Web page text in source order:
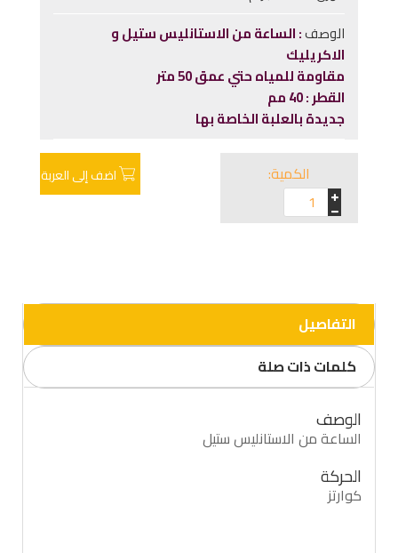
الوصف الساعة من الاستانليس ستيل و
الاكريليك
مقاومة للمياه حتي عمق 50 متر
القطر : 40 مم
جديدة بالعلبة الخاصة بها
الكمية: اضف إلى العربة
التفاصيل
كلمات ذات صلة
الوصف
الساعة من الاستانليس ستيل
الحركة
كوارتز